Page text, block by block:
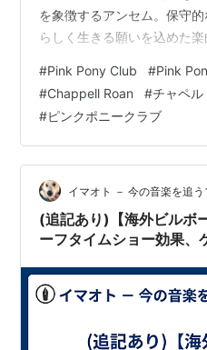
を象徴するアンセム。保守
らしく生きる願いを込めた
れ、最優秀新人賞を受賞する
響く作品となりました。 ★
感なく歌えるよう、歌い方に
す。リンキングにより、本
りますが、ご了承ください
ら…
#Pink Pony Club #Pink
#Chappell Roan #チャペル
#ピンクポニークラブ
イマオト － 今の音楽を追う
(追記あり)【海外ビルボ
ーフタイムショー効果、